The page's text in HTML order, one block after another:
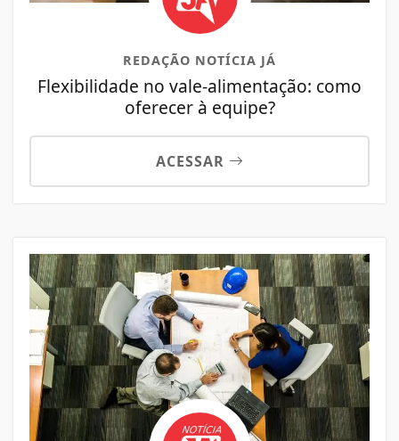
REDAÇÃO NOTÍCIA JÁ
Flexibilidade no vale-alimentação: como
oferecer à equipe?
ACESSAR